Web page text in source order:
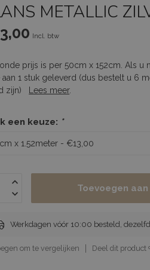
METALLIC
Incl. btw
prijs is per 50cm x 152cm. Als
aan 1 stuk geleverd (dus bestelt u 6
zijn)
Lees meer.
een keuze: *
Toevoegen
Werkdagen vóór 10:00 besteld,
om te vergelijken Deel dit product